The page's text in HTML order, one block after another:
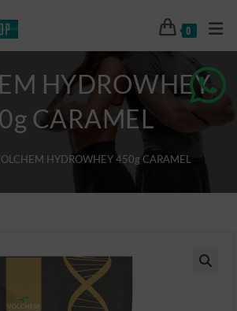
0
HYDROWHEY
CARAMEL
HYDROWHEY 450g CARAMEL